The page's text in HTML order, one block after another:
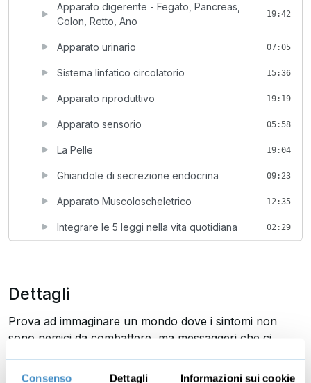
Consenso Dettagli Informazioni sui cookie
Apparato digerente - Fegato, Pancreas,
Colon, Retto, Ano
19:42
Apparato urinario 07:05
Sistema linfatico circolatorio 15:36
Apparato riproduttivo 19:19
Apparato sensorio 05:58
La Pelle 19:04
Ghiandole di secrezione endocrina 09:23
Apparato Muscoloscheletrico 12:35
Integrare le 5 leggi nella vita quotidiana 02:29
Dettagli
Prova ad immaginare un mondo dove i sintomi non
sono nemici da combattere, ma messaggeri che ci
essere.